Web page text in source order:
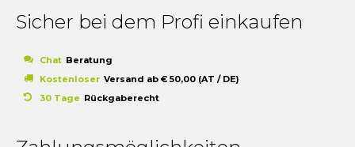
Sicher bei dem Profi einkaufen
Chat Beratung
Kostenloser Versand ab € 50,00 (AT / DE)
30 Tage Rückgaberecht